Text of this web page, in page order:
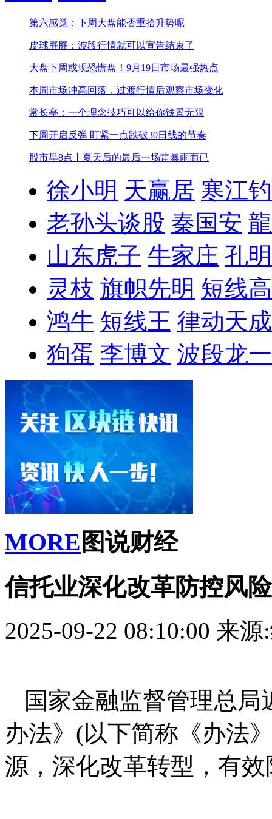
第六感觉：下周大盘能否重拾升势呢
皮球胖胖：波段行情就可以宣告结束了
大盘下周或现恐慌盘！ 9月19日市场最强热点
本周市场冲高回落，过渡行情后观察市场变化
常长亭：一个理念技巧可以给你钱景无限
下周开启反弹 盯紧一点跌破30日线的节奏
股市早8点丨夏天后的最后一场雷暴雨而已
徐小明 天赢居 寒江
老孙头谈股 秦国安
山东虎子 牛家庄 孔
灵枝 旗帜先明 短线
鸿牛 短线王 律动天成
狗蛋 李博文 波段龙一
MORE 图说财经
信托业深化改革防控风险
2025-09-22 08:10:00 来源
国家金融监督管理总
办法》(以下简称《办法
源，深化改革转型，有